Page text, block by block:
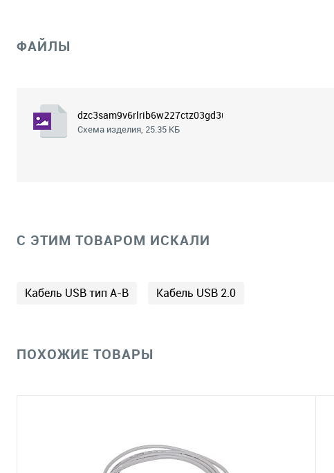
ФАЙЛЫ
dzc3sam9v6rlrib6w227ctz03gd3uhfv.png
Схема изделия, 25.35 КБ
C ЭТИМ ТОВАРОМ ИСКАЛИ
Кабель USB тип A-B Кабель USB 2.0
ПОХОЖИЕ ТОВАРЫ